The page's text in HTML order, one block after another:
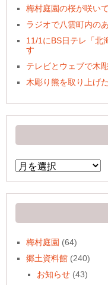
梅村庭園の桜が咲い
ラジオで八雲町内の
11/1にBS日テレ「北
す
テレビとウェブで木
木彫り熊を取り上げ
ア
ー
イ
ブ
梅村庭園 (64)
郷土資料館 (240)
お知らせ (43)